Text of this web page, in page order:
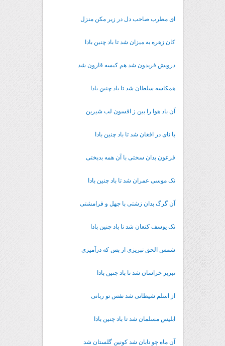
ای مطرب صاحب دل در زیر مکن منزل
کان زهره به میزان شد تا باد چنین بادا
درویش فریدون شد هم کیسه قارون شد
همکاسه سلطان شد تا باد چنین بادا
آن باد هوا را بین ز افسون لب شیرین
با نای در افغان شد تا باد چنین بادا
فرعون بدان سختی با آن همه بدبختی
نک موسی عمران شد تا باد چنین بادا
آن گرگ بدان زشتی با جهل و فرامشتی
نک یوسف کنعان شد تا باد چنین بادا
شمس الحق تبریزی از بس که درآمیزی
تبریز خراسان شد تا باد چنین بادا
از اسلم شیطانی شد نفس تو ربانی
ابلیس مسلمان شد تا باد چنین بادا
آن ماه چو تابان شد کونین گلستان شد